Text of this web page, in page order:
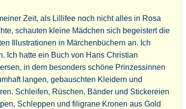
Zeit, als Lillifee noch nicht alles in Rosa
schauten kleine Mädchen sich begeistert die
Illustrationen in Märchenbüchern an. Ich
Ich hatte ein Buch von Hans Christian
in dem besonders schöne Prinzessinnen
langen, gebauschten Kleidern und
Schleifen, Rüschen, Bänder und Stickereien
Schleppen und filigrane Kronen aus Gold